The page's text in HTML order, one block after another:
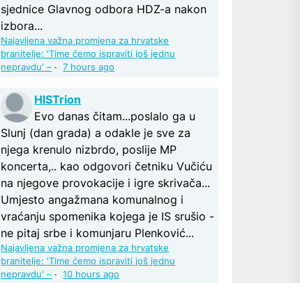
sjednice Glavnog odbora HDZ-a nakon
izbora...
Najavljena važna promjena za hrvatske
branitelje: 'Time ćemo ispraviti još jednu
nepravdu' – ·7 hours ago
HISTrion
Evo danas čitam...poslalo ga u
Slunj (dan grada) a odakle je sve za
njega krenulo nizbrdo, poslije MP
koncerta,.. kao odgovori četniku Vučiću
na njegove provokacije i igre skrivača...
Umjesto angažmana komunalnog i
vraćanju spomenika kojega je IS srušio -
ne pitaj srbe i komunjaru Plenković...
Najavljena važna promjena za hrvatske
branitelje: 'Time ćemo ispraviti još jednu
nepravdu' – ·10 hours ago